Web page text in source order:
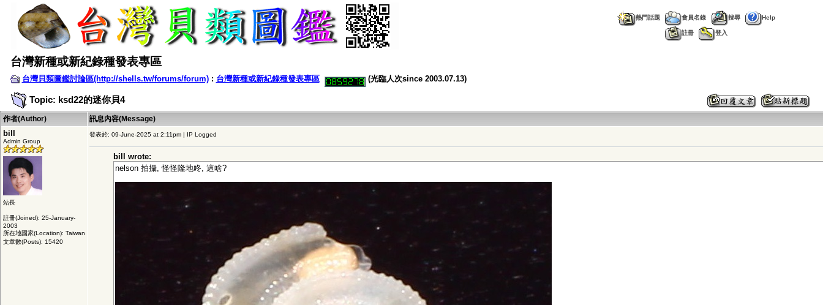
熱門話題 會員名錄 搜尋 Help
註冊 登入
台灣新種或新紀錄種發表專區
台灣貝類圖鑑討論區(http://shells.tw/forums/forum): 台灣新種或新紀錄種發表專區 (光臨人次since 2003.07.13)
Topic: ksd22的迷你貝4
作者(Author) 訊息內容(Message)
bill
Admin Group
站長
註冊(Joined): 25-January-
2003
所在地國家(Location): Taiwan
文章數(Posts): 15420
發表於: 09-June-2025 at 2:11pm | IP Logged
bill wrote:
nelson 拍攝, 怪怪隆地咚, 這啥?